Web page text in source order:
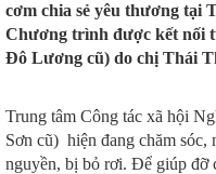
cơm chia sẻ yêu thương tại
Chương trình được kết nối
Đô Lương cũ) do chị Thái
Trung tâm Công tác xã hội
Sơn cũ) hiện đang chăm sóc,
nguyền, bị bỏ rơi. Để giúp đỡ